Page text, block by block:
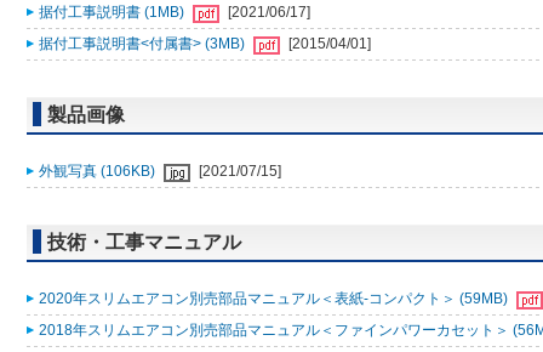
据付工事説明書 (1MB)
[2021/06/17]
据付工事説明書<付属書> (3MB)
[2015/04/01]
製品画像
外観写真 (106KB) [2021/07/15]
技術・工事マニュアル
2020年スリムエアコン別売部品マニュアル＜表紙-コンパクト＞ (59MB)
2018年スリムエアコン別売部品マニュアル＜ファインパワーカセット＞